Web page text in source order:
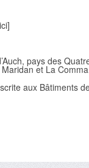
pays des
et La
aux Bâtiments